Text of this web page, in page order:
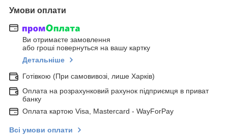
Умови оплати
Ви отримаєте замовлення
або гроші повернуться на вашу картку
Детальніше
Готівкою (При самовивозі, лише Харків)
Оплата на розрахунковий рахунок підприємця в приват
банку
Оплата картою Visa, Mastercard - WayForPay
Всі умови оплати